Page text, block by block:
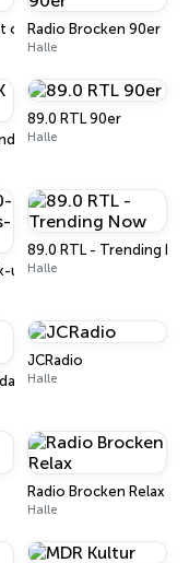
of…Radio Brocken 90er
Halle
89.0 RTL 90er
Halle
vieles-mehr-radio
89.0 RTL - Trending
Halle
JCRadio
Halle
Radio Brocken Relax
Halle